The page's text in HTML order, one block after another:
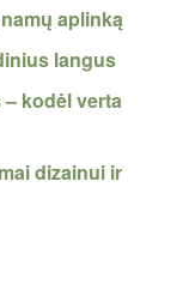
aplinką
langus
kodėl verta
dizainui ir